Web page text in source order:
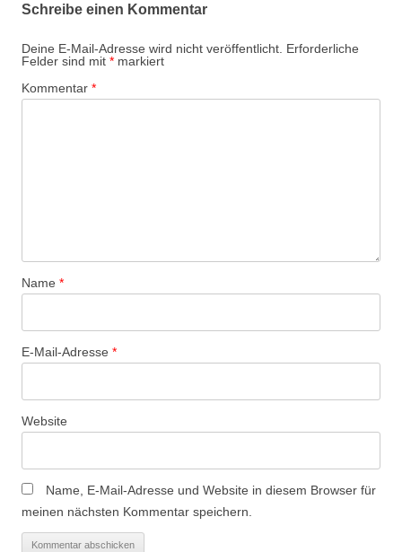
Schreibe einen Kommentar
Deine E-Mail-Adresse wird nicht veröffentlicht. Erforderliche
Felder sind mit * markiert
Kommentar *
Name *
E-Mail-Adresse *
Website
Name, E-Mail-Adresse und Website in diesem Browser für
meinen nächsten Kommentar speichern.